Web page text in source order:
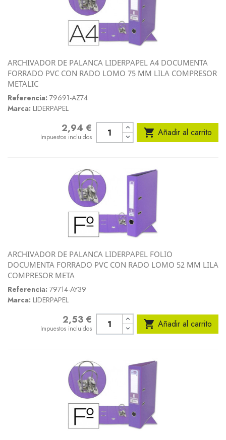
ARCHIVADOR DE PALANCA LIDERPAPEL A4 DOCUMENTA
FORRADO PVC CON RADO LOMO 75 MM LILA COMPRESOR
METALIC
Referencia: 79691-AZ74
Marca: LIDERPAPEL
2,94 €
Impuestos incluidos  Añadir al carrito
ARCHIVADOR DE PALANCA LIDERPAPEL FOLIO
DOCUMENTA FORRADO PVC CON RADO LOMO 52 MM LILA
COMPRESOR META
Referencia: 79714-AY39
Marca: LIDERPAPEL
2,53 €
Impuestos incluidos  Añadir al carrito